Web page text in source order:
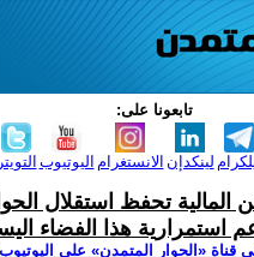
تابعونا على:
التويتر اليوتيوب الانستغرام لينكدإن
المالية تحفظ استقلال
استمرارية هذا الفضاء
قناة ‫«الحوار المتمدن» على